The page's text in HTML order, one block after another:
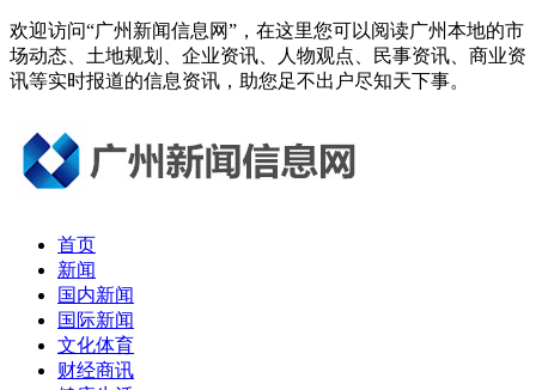
欢迎访问“广州新闻信息网”，在这里您可以阅读广州本地的市
场动态、土地规划、企业资讯、人物观点、民事资讯、商业资
讯等实时报道的信息资讯，助您足不出户尽知天下事。
首页
新闻
国内新闻
国际新闻
文化体育
财经商讯